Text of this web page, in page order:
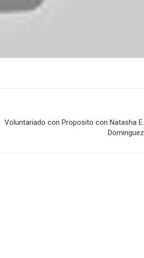
Voluntariado con Proposito con Natasha E.
Dominguez